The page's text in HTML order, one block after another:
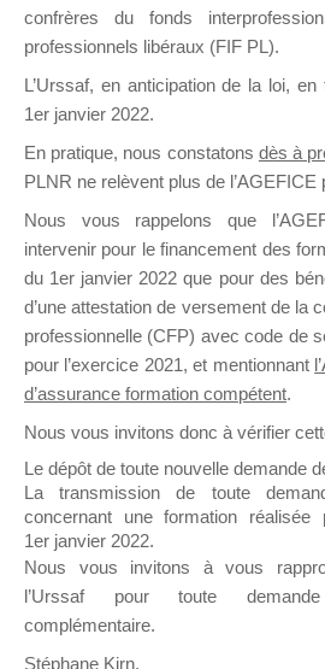
il y a
Ce groupe est destiné aux
Formation qui souhaitent
Propositions Mallette du
Ce groupe propose un forum
sur lequel il est possible de
ou poser une question.
NB : Il est nécessaire d’être
pouvoir rejoindre ce groupe
confrères du fonds
professionnels libéraux (FIF PL).
L’Urssaf, en anticipation de la loi, en
1er janvier 2022.
En pratique, nous constatons dès à
PLNR ne relèvent plus de l’AGEFICE
Nous vous rappelons que
intervenir pour le financement des
du 1er janvier 2022 que pour des
d’une attestation de versement de la
professionnelle (CFP) avec code de
pour l’exercice 2021, et mentionnant
d’assurance formation compétent.
Nous vous invitons donc à vérifier
Le dépôt de toute nouvelle demande
La transmission de toute
concernant une formation
1er janvier 2022.
Nous vous invitons à vous
l’Urssaf pour toute
complémentaire.
Stéphane Kirn,